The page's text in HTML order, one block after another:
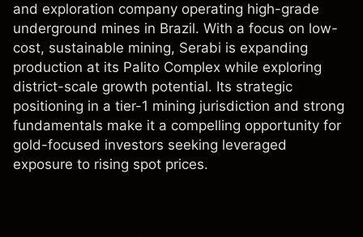
and exploration company operating high-grade
underground mines in Brazil. With a focus on low-
cost, sustainable mining, Serabi is expanding
production at its Palito Complex while exploring
district-scale growth potential. Its strategic
positioning in a tier-1 mining jurisdiction and strong
fundamentals make it a compelling opportunity for
gold-focused investors seeking leveraged
exposure to rising spot prices.